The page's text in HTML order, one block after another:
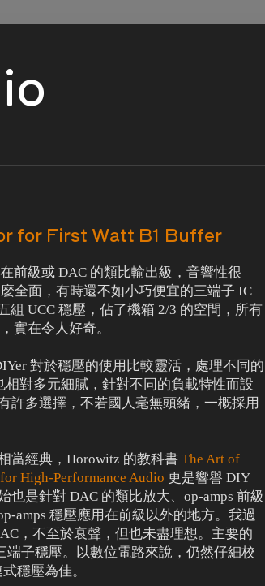
for First Watt B1 Buffer
前級或 DAC 的類比輸出級，音響性很
全面，有時還不如小巧便宜的三端子 IC
組 UCC 穩壓，佔了機箱 2/3 的空間，所有
實在令人好奇。
對於穩壓的使用比較靈活，處理不同的
對多元細膩，針對不同的負載特性而設
許多選擇，不若國人毫無頭緒，一概採用
當經典，Horowitz 的教科書 The Art of
High-Performance Audio 更是響譽 DIY
也是針對 DAC 的類比放大、op-amps 前級
amps 穩壓應用在前級以外的地方。我過
，不至於衰聲，但也未盡理想。主要的
子穩壓。以數位電路來說，仍然仔細校
穩壓為佳。